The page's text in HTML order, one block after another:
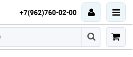
+7(962)760-02-00